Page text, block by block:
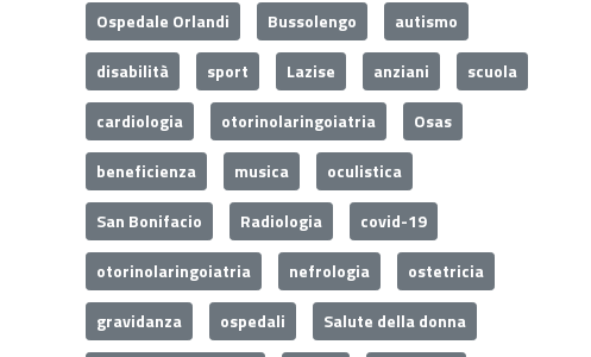
Ospedale Orlandi
Bussolengo
autismo
disabilità
sport Lazise anziani
scuola
cardiologia
otorinolaringoiatria
Osas
beneficienza
musica
oculistica
San Bonifacio
Radiologia
covid-19
otorinolaringoiatria
nefrologia
ostetricia
gravidanza
ospedali
Salute della donna